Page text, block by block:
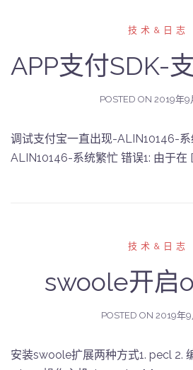
技术&日志
APP支付SDK-
POSTED ON 2019年9
调试支付宝一直出现-ALIN10146-系
ALIN10146-系统繁忙 错误1: 由于在
技术&日志
swoole开启
POSTED ON 2019年9
安装swoole扩展两种方式1. pecl 2.